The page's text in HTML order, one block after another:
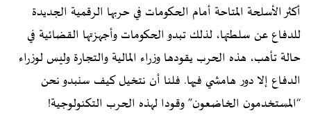
أكثر الأسلحة المتاحة أمام الحكومات في حربها الرقمية الجديدة
للدفاع عن سلطتها، لذلك تبدو الحكومات وأجهزتها القضائية في
حالة تأهب، هذه الحرب يقودها وزراء المالية والتجارة وليس لوزراء
الدفاع إلا دور هامشي فيها. فلنا أن نتخيل كيف سنبدو نحن
“المستخدمون الخاضعون” وقودا لهذه الحرب التكنولوجية!